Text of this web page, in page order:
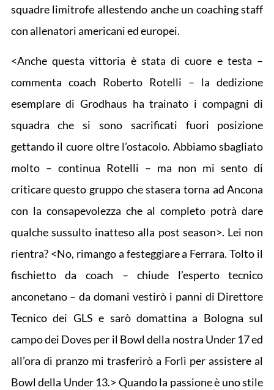
squadre limitrofe allestendo anche un coaching staff
con allenatori americani ed europei.
<Anche questa vittoria è stata di cuore e testa –
commenta coach Roberto Rotelli – la dedizione
esemplare di Grodhaus ha trainato i compagni di
squadra che si sono sacrificati fuori posizione
gettando il cuore oltre l’ostacolo. Abbiamo sbagliato
molto – continua Rotelli – ma non mi sento di
criticare questo gruppo che stasera torna ad Ancona
con la consapevolezza che al completo potrà dare
qualche sussulto inatteso alla post season>. Lei non
rientra? <No, rimango a festeggiare a Ferrara. Tolto il
fischietto da coach – chiude l’esperto tecnico
anconetano – da domani vestirò i panni di Direttore
Tecnico dei GLS e sarò domattina a Bologna sul
campo dei Doves per il Bowl della nostra Under 17 ed
all’ora di pranzo mi trasferirò a Forlì per assistere al
Bowl della Under 13.> Quando la passione è uno stile